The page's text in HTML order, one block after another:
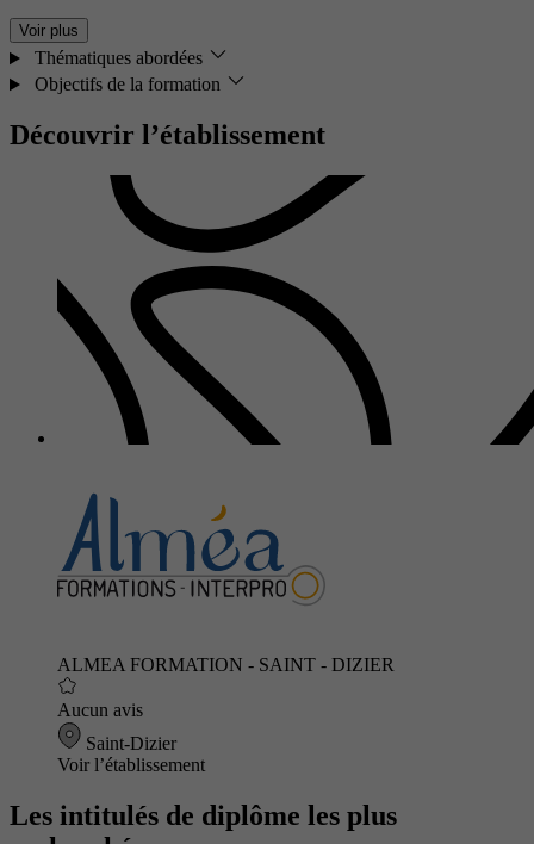
Voir plus
Thématiques abordées
Objectifs de la formation
Découvrir l’établissement
ALMEA FORMATION - SAINT - DIZIER
Aucun avis
Saint-Dizier
Voir l’établissement
Les intitulés de diplôme les plus